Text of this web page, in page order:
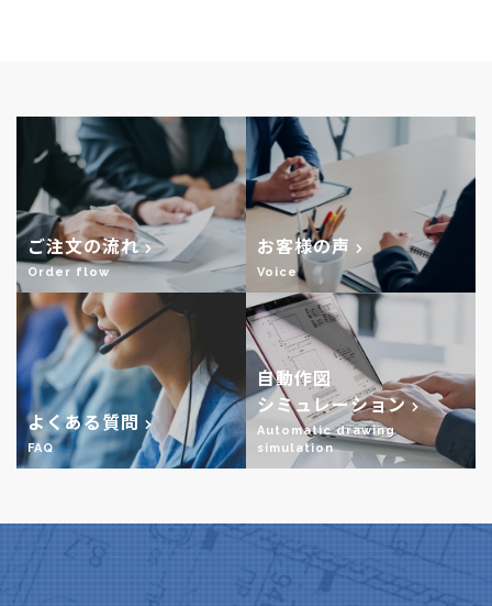
ご注文の流れ
Order flow
お客様の声
Voice
よくある質問
FAQ
自動作図
シミュレーション
Automatic drawing
simulation